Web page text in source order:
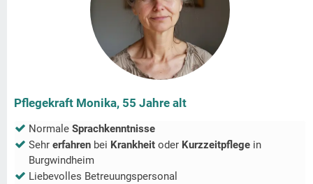
Pflegekraft Monika, 55 Jahre alt
Normale Sprachkenntnisse
Sehr erfahren bei Krankheit oder Kurzzeitpflege in
Burgwindheim
Liebevolles Betreuungspersonal